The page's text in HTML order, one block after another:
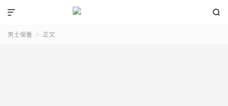


男士保養  正文